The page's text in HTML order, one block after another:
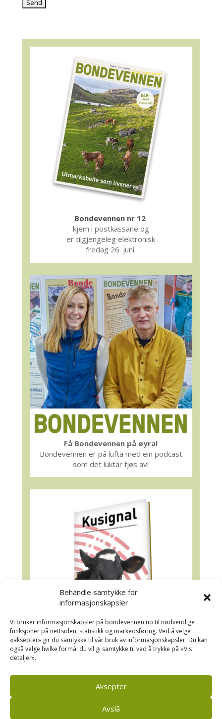
Behandle samtykke for
informasjonskapsler
Vi bruker informasjonskapsler på bondevennen.no til nødvendige
funksjoner på nettsiden, statistikk og markedsføring. Ved å velge
«aksepter» gir du samtykke til vår bruk av informasjonskapsler. Du kan
også velge hvilke formål du vil gi samtykke til ved å trykke på «Vis
detaljer».
Aksepter
Avslå
Bondevennen nr 12
kjem i postkassane og
er tilgjengeleg elektronisk
fredag 26. juni.
Få Bondevennen på øyra!
Bondevennen er på lufta med ein podcast
som det luktar fjøs av!
Kusignal